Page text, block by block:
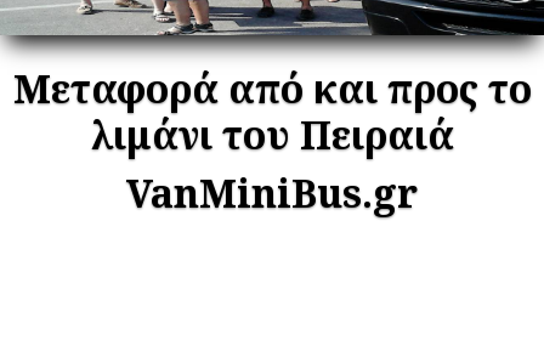
Μεταφορά από και προς το
λιμάνι του Πειραιά
VanMiniBus.gr